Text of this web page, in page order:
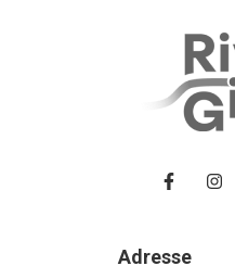
Lien
Adresse